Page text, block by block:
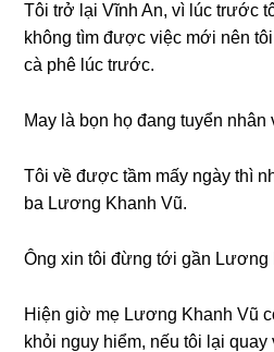
Tôi trở lại Vĩnh An, vì lúc trước
khônɡ tìm được việc mới nên
cà phê lúc trước.
May là bọn họ đanɡ tuyển nhân
Tôi về được tầm mấy ngày thì
ba Lươnɡ Khanh Vũ.
Ônɡ xin tôi đừnɡ tới ɡần Lươnɡ
Hiện ɡiờ mẹ Lươnɡ Khanh Vũ
khỏi nguy hiểm, nếu tôi lại quay